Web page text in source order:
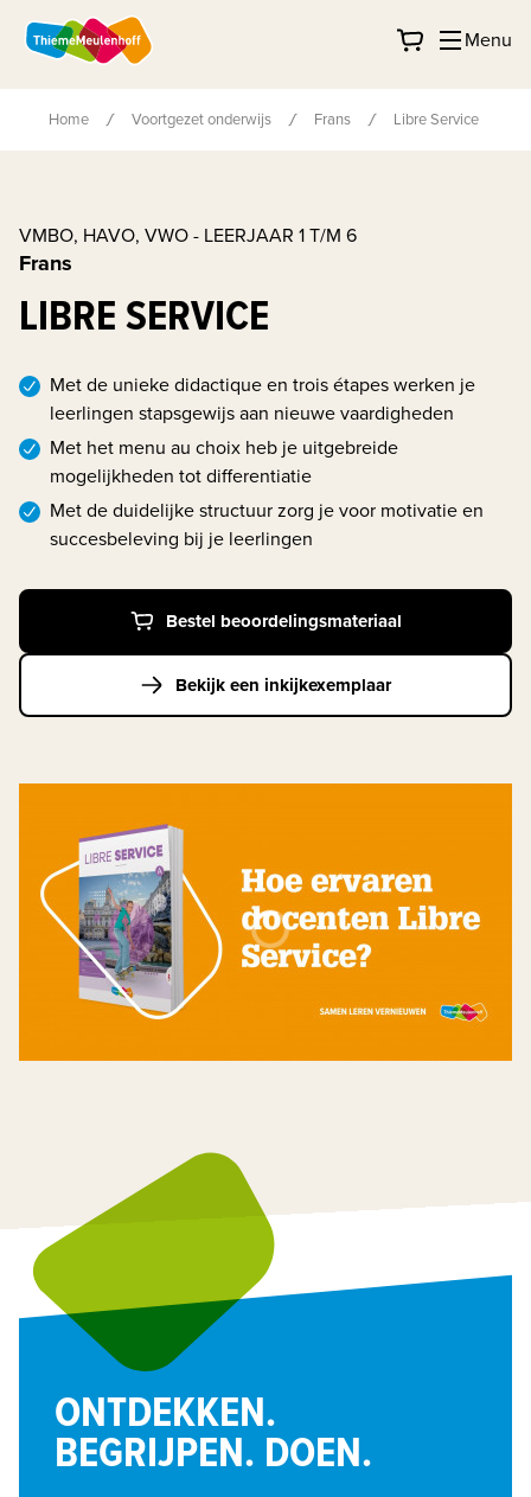
Menu
Home Voortgezet onderwijs Frans Libre Service
VMBO, HAVO, VWO - LEERJAAR 1 T/M 6
Frans
LIBRE SERVICE
Met de unieke didactique en trois étapes werken je
leerlingen stapsgewijs aan nieuwe vaardigheden
Met het menu au choix heb je uitgebreide
mogelijkheden tot differentiatie
Met de duidelijke structuur zorg je voor motivatie en
succesbeleving bij je leerlingen
Bestel beoordelingsmateriaal
Bekijk een inkijkexemplaar
ONTDEKKEN.
BEGRIJPEN. DOEN.